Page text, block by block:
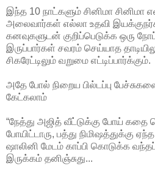
இந்த 10 நாட்களும் சினிமா சினிமா
அலைவார்கள் எல்லா உதவி
கனவுகளுடன் குறிப்பெடுக்க ஒரு
இருப்பார்கள் சவரம் செய்யாத
சிகரேட்டிலும் வறுமை எட்டிப்பார்க்கும்.
அதே போல் நிறைய பில்டப்பு
கேட்கலாம்
“நேத்து அஜித் வீட்டுக்கு போய்
போயிட்டாரு, பத்து நிமிஷத்துக்கு
ஷாலினி மேடம் காப்பி கொடுக்க
இருக்கம் தனிஞ்சுது...